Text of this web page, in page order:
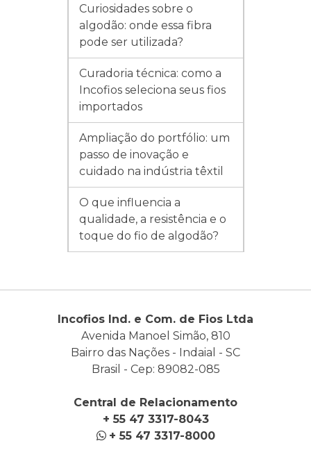
Curiosidades sobre o
algodão: onde essa fibra
pode ser utilizada?
Curadoria técnica: como a
Incofios seleciona seus fios
importados
Ampliação do portfólio: um
passo de inovação e
cuidado na indústria têxtil
O que influencia a
qualidade, a resistência e o
toque do fio de algodão?
Incofios Ind. e Com. de Fios Ltda
Avenida Manoel Simão, 810
Bairro das Nações - Indaial - SC
Brasil - Cep: 89082-085
Central de Relacionamento
+ 55 47 3317-8043
+ 55 47 3317-8000